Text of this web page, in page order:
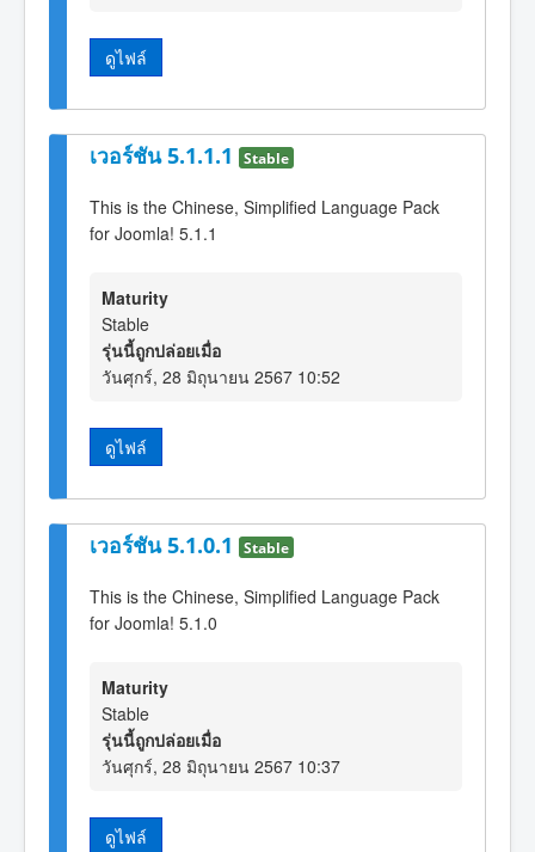
ดูไฟล์
เวอร์ชัน 5.1.1.1 Stable
This is the Chinese, Simplified Language Pack
for Joomla! 5.1.1
Maturity
Stable
รุ่นนี้ถูกปล่อยเมื่อ
วันศุกร์, 28 มิถุนายน 2567 10:52
ดูไฟล์
เวอร์ชัน 5.1.0.1 Stable
This is the Chinese, Simplified Language Pack
for Joomla! 5.1.0
Maturity
Stable
รุ่นนี้ถูกปล่อยเมื่อ
วันศุกร์, 28 มิถุนายน 2567 10:37
ดูไฟล์